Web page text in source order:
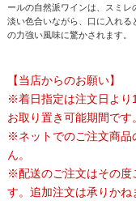
ールの自然派ワインは、スミレ
淡い色合いながら、口に入れる
の力強い風味に驚かされます。
【当店からのお願い】
※着日指定は注文日より
お取り置き可能期間です。
※ネットでのご注文商品
ん。
※配送のご注文はその度
す。追加注文は承りかね